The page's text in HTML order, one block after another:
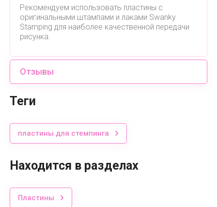
Рекомендуем использовать пластины с
оригинальными штампами и лаками Swanky
Stamping для наиболее качественной передачи
рисунка.
Отзывы
теги
пластины для стемпинга
Находится в разделах
Пластины